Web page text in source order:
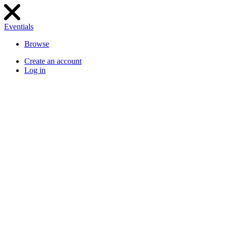
Eventials
Browse
Create an account
Log in